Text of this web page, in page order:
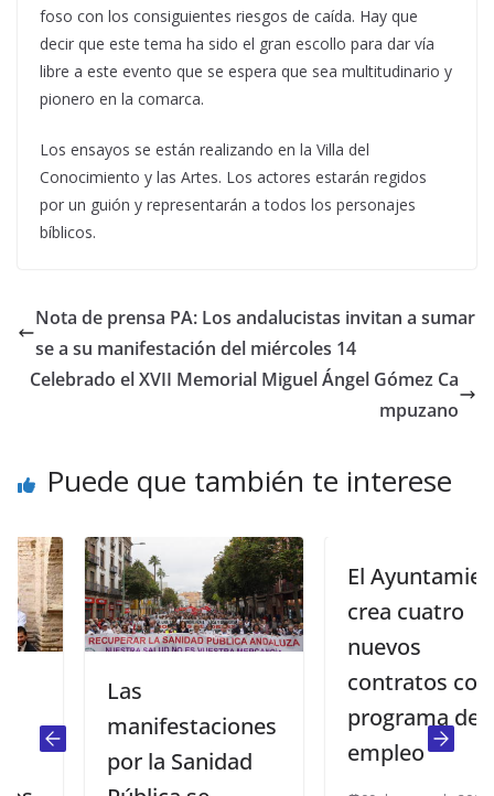
foso con los consiguientes riesgos de caída. Hay que
decir que este tema ha sido el gran escollo para dar vía
libre a este evento que se espera que sea multitudinario y
pionero en la comarca.
Los ensayos se están realizando en la Villa del
Conocimiento y las Artes. Los actores estarán regidos
por un guión y representarán a todos los personajes
bíblicos.
Nota de prensa PA: Los andalucistas invitan a sumar
se a su manifestación del miércoles 14
Celebrado el XVII Memorial Miguel Ángel Gómez Ca
mpuzano
Puede que también te interese
manifestaciones
por la Sanidad
El Ayuntamiento
crea cuatro
nuevos
contratos con el
programa de
empleo